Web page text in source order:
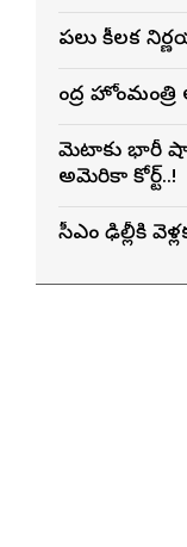
పలు కీలక
కేంద్ర
మెటాకు భారీ
అమెరికా కోర్ట్..!
సీఎం ఢిల్లీకి